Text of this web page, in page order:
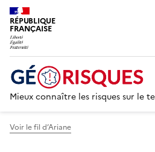
RÉPUBLIQUE
FRANÇAISE
Mieux connaître les risques sur le
Voir le fil d’Ariane